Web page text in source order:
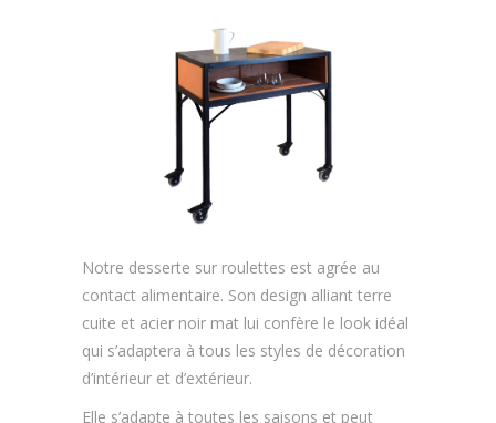
Notre desserte sur roulettes est agrée au
contact alimentaire. Son design alliant terre
cuite et acier noir mat lui confère le look idéal
qui s’adaptera à tous les styles de décoration
d’intérieur et d’extérieur.
Elle s’adapte à toutes les saisons et peut